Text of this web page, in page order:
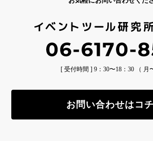
[ 受付時間 ] 9：30〜18：30 （ 月
お問い合わせはコ